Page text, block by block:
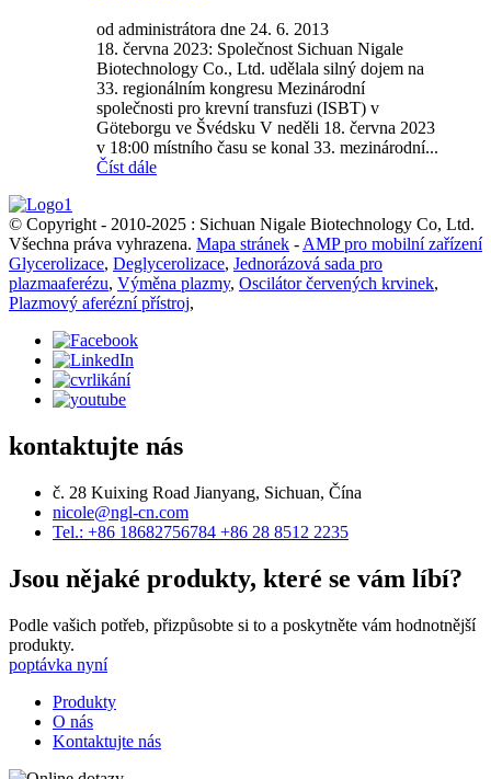
od administrátora dne 24. 6. 2013
18. června 2023: Společnost Sichuan Nigale
Biotechnology Co., Ltd. udělala silný dojem na
33. regionálním kongresu Mezinárodní
společnosti pro krevní transfuzi (ISBT) v
Göteborgu ve Švédsku V neděli 18. června 2023
v 18:00 místního času se konal 33. mezinárodní...
Číst dále
© Copyright - 2010-2025 : Sichuan Nigale Biotechnology Co, Ltd.
Všechna práva vyhrazena. Mapa stránek - AMP pro mobilní zařízení
Glycerolizace, Deglycerolizace, Jednorázová sada pro
plazmaaferézu, Výměna plazmy, Oscilátor červených krvinek,
Plazmový aferézní přístroj,
kontaktujte nás
č. 28 Kuixing Road Jianyang, Sichuan, Čína
nicole@ngl-cn.com
Tel.: +86 18682756784 +86 28 8512 2235
Jsou nějaké produkty, které se vám líbí?
Podle vašich potřeb, přizpůsobte si to a poskytněte vám hodnotnější
produkty.
poptávka nyní
Produkty
O nás
Kontaktujte nás